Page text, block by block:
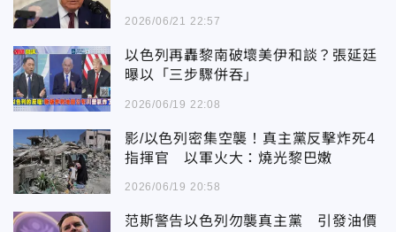
2026/06/21 22:57
以色列再轟黎南破壞美伊和談？張延廷
曝以「三步驟併吞」
2026/06/19 22:08
影/以色列密集空襲！真主黨反擊炸死4
指揮官 以軍火大：燒光黎巴嫩
2026/06/19 20:58
范斯警告以色列勿襲真主黨 引發油價